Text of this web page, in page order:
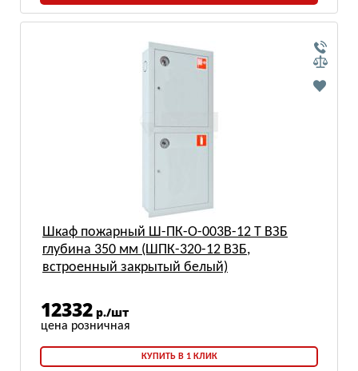
Шкаф пожарный Ш-ПК-О-003В-12 Т ВЗБ
глубина 350 мм (ШПК-320-12 ВЗБ,
встроенный закрытый белый)
12332 р./шт
КУПИТЬ В 1 КЛИК